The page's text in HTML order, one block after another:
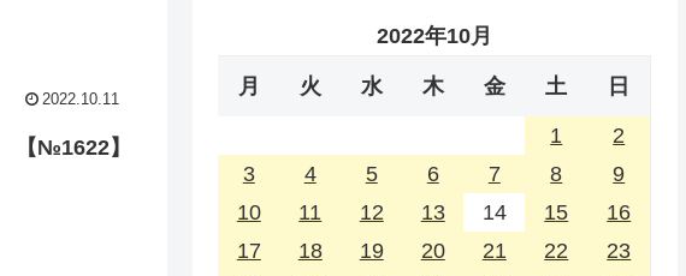
2022.10.11
【№1622】
2022年10月
月 火 水 木 金 土 日
1
2
3
4 5 6 7 8
9
10
11 12 13 14 15
16
17
18 19 20 21 22
23